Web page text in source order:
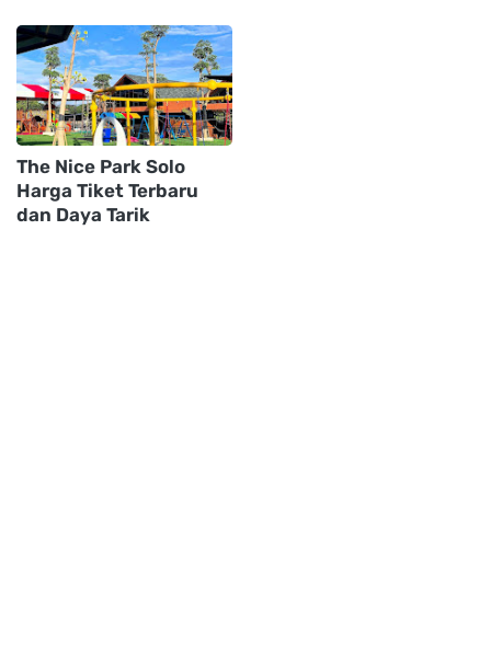
The Nice Park Solo
Harga Tiket Terbaru
dan Daya Tarik